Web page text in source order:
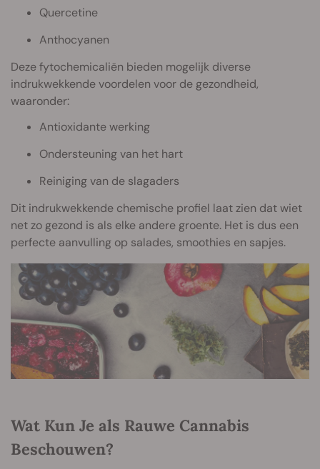
Quercetine
Anthocyanen
Deze fytochemicaliën bieden mogelijk diverse
indrukwekkende voordelen voor de gezondheid,
waaronder:
Antioxidante werking
Ondersteuning van het hart
Reiniging van de slagaders
Dit indrukwekkende chemische profiel laat zien dat wiet
net zo gezond is als elke andere groente. Het is dus een
perfecte aanvulling op salades, smoothies en sapjes.
Wat Kun Je als Rauwe Cannabis
Beschouwen?